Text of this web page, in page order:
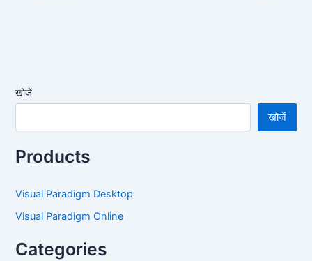
खोजें
खोजें
Products
Visual Paradigm Desktop
Visual Paradigm Online
Categories